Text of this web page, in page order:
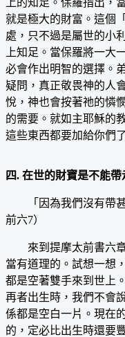
就是極大的財富。這個
處，只不過是屬世的小
上知足。當保羅將一大
必會作出明智的選擇。
疑問，真正敬畏神的人
悅，神也會按著祂的憐
的需要。就如主耶穌的
這些東西都要加給你們
四. 在世的財寶是不能帶
「因為我們沒有帶甚
前六7）
來到提摩太前書六章
當有道理的。試想一想
都是空著雙手來到世上
再者出生時，我們不會
係都是空白一片。現在
的，定必比出生時還要